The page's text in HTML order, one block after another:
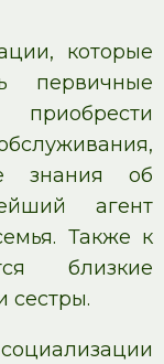
которые
первичные
знания об
агент
Также к
близкие
сестры.